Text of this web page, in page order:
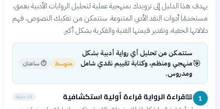
يهدف هذا الدليل إلى تزويدك بمنهجية عملية لتحليل الروايات الأدبية بعمق،
مستخدمًا أدوات النقد الأدبي المتنوعة. ستتمكن من تفكيك النصوص، فهم
دلالاتها الخفية، وتقدير قيمتها الفنية والفكرية بشكل أكبر.
🎯
ستتمكن من تحليل أي رواية أدبية بشكل
منهجي ومنظم، وكتابة تقييم نقدي شامل
ومدروس.
متوسط ⏱ساعتان
1
📖قراءة الرواية قراءة أولية استكشافية 30 دقيقة